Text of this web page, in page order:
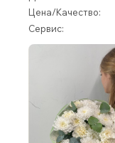
Цена/Качество:
Сервис: